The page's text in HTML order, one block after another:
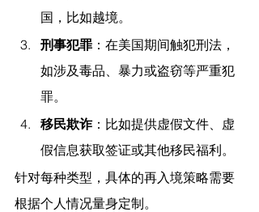
国，比如越境。
刑事犯罪 ：在美国期间触犯刑法，
如涉及毒品、暴力或盗窃等严重犯
罪。
移民欺诈：比如提供虚假文件、虚
假信息获取签证或其他移民福利。
针对每种类型，具体的再入境策略需要
根据个人情况量身定制。